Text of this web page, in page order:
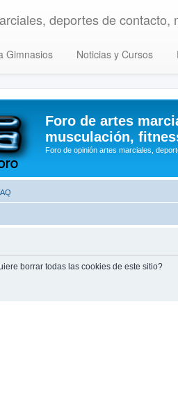
deportes de contacto,
Gimnasios Noticias y Cursos
Foro de artes
musculación,
Foro de opinión artes marciales,
borrar todas las cookies de este sitio?